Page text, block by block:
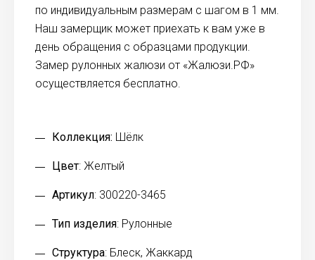
по индивидуальным размерам с шагом в 1 мм.
Наш замерщик может приехать к вам уже в
день обращения с образцами продукции.
Замер рулонных жалюзи от «Жалюзи.РФ»
осуществляется бесплатно.
Коллекция: Шёлк
Цвет: Желтый
Артикул: 300220-3465
Тип изделия: Рулонные
Структура: Блеск, Жаккард